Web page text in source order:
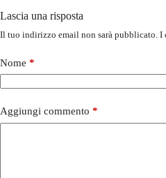
Lascia una risposta
Il tuo indirizzo email non sarà pubblicato. I
Nome *
Aggiungi commento *